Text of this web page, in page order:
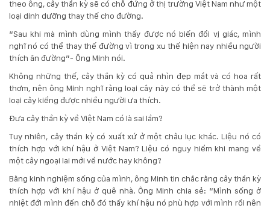
theo ông, cây thần kỳ sẽ có chỗ đứng ở thị trường Việt Nam như một
loại dinh dưỡng thay thế cho đường.
“Sau khi mà mình dùng mình thấy được nó biến đổi vị giác, mình
nghĩ nó có thể thay thế đường vì trong xu thế hiện nay nhiều người
thích ăn đường”- Ông Minh nói.
Không những thế, cây thần kỳ có quả nhìn đẹp mắt và có hoa rất
thơm, nên ông Minh nghĩ rằng loại cây này có thể sẽ trở thành một
loại cây kiểng được nhiều người ưa thích.
Đưa cây thần kỳ về Việt Nam có là sai lầm?
Tuy nhiên, cây thần kỳ có xuất xứ ở một châu lục khác. Liệu nó có
thích hợp với khí hậu ở Việt Nam? Liệu có nguy hiểm khi mang về
một cây ngoại lai mới về nước hay không?
Bằng kinh nghiệm sống của mình, ông Minh tin chắc rằng cây thần kỳ
thích hợp với khí hậu ở quê nhà. Ông Minh chia sẻ: “Mình sống ở
nhiệt đới mình đến chỗ đó thấy khí hậu nó phù hợp với mình rồi nên